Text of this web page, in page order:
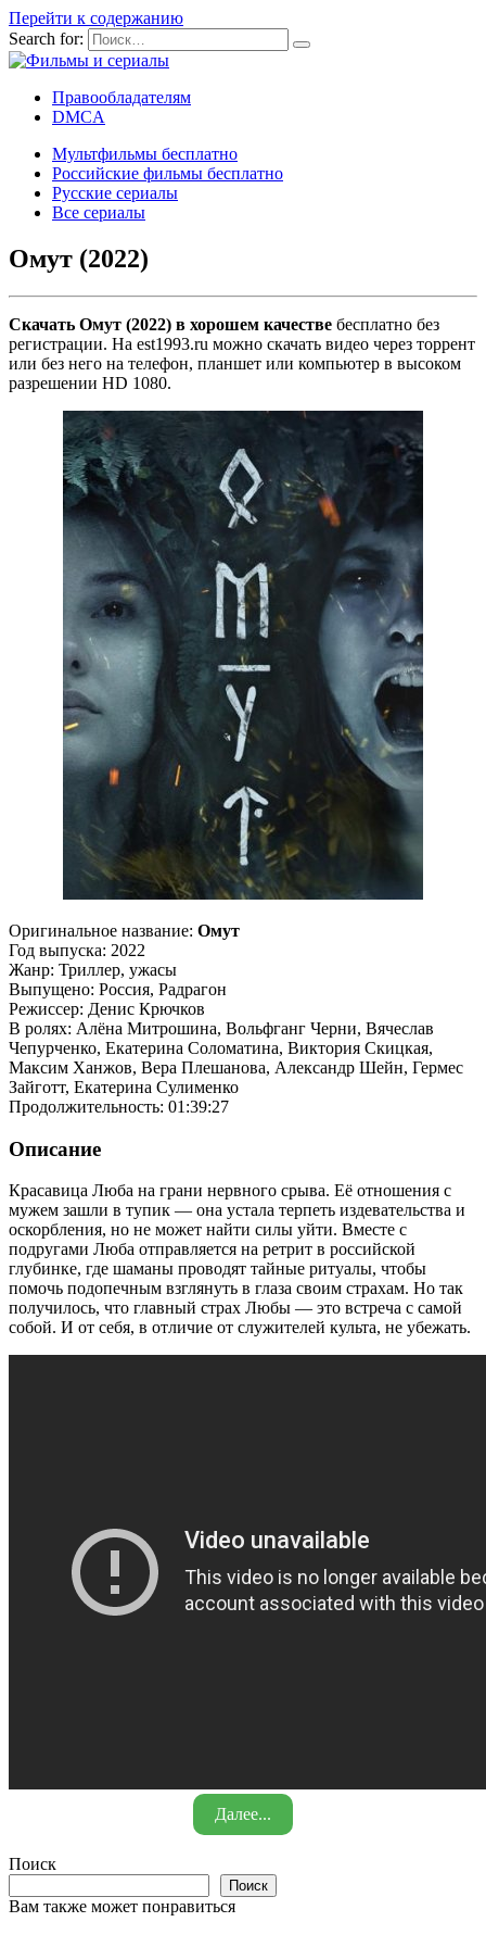
Перейти к содержанию
Search for:
Правообладателям
DMCA
Мультфильмы бесплатно
Российские фильмы бесплатно
Русские сериалы
Все сериалы
Омут (2022)
Скачать Омут (2022) в хорошем качестве бесплатно без
регистрации. На est1993.ru можно скачать видео через торрент
или без него на телефон, планшет или компьютер в высоком
разрешении HD 1080.
Оригинальное название: Омут
Год выпуска: 2022
Жанр: Триллер, ужасы
Выпущено: Россия, Радрагон
Режиссер: Денис Крючков
В ролях: Алёна Митрошина, Вольфганг Черни, Вячеслав
Чепурченко, Екатерина Соломатина, Виктория Скицкая,
Максим Ханжов, Вера Плешанова, Александр Шейн, Гермес
Зайготт, Екатерина Сулименко
Продолжительность: 01:39:27
Описание
Красавица Люба на грани нервного срыва. Её отношения с
мужем зашли в тупик — она устала терпеть издевательства и
оскорбления, но не может найти силы уйти. Вместе с
подругами Люба отправляется на ретрит в российской
глубинке, где шаманы проводят тайные ритуалы, чтобы
помочь подопечным взглянуть в глаза своим страхам. Но так
получилось, что главный страх Любы — это встреча с самой
собой. И от себя, в отличие от служителей культа, не убежать.
Далее...
Поиск
Поиск
Вам также может понравиться